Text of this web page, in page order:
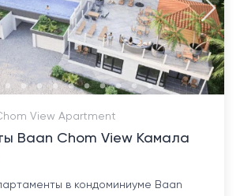
View Apartment
Baan Chom View Камала
в кондоминиуме Baan